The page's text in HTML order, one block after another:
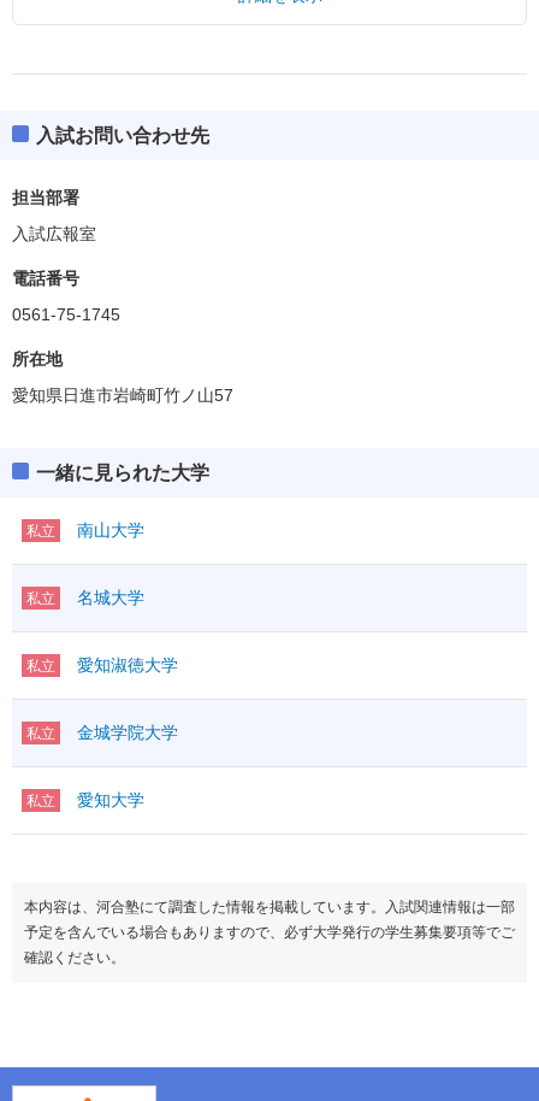
入試お問い合わせ先
担当部署
入試広報室
電話番号
0561-75-1745
所在地
愛知県日進市岩崎町竹ノ山57
一緒に見られた大学
私立 南山大学
私立 名城大学
私立 愛知淑徳大学
私立 金城学院大学
私立 愛知大学
本内容は、河合塾にて調査した情報を掲載しています。入試関連情報は一部
予定を含んでいる場合もありますので、必ず大学発行の学生募集要項等でご
確認ください。